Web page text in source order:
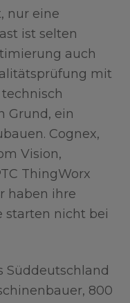
nur eine
ist selten
auch
mit
Grund, ein
Cognex,
Vision,
ThingWorx
haben ihre
starten nicht bei
Süddeutschland
800